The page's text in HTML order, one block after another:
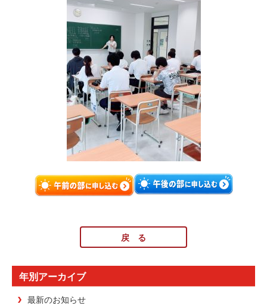
戻 る
年別アーカイブ
最新のお知らせ